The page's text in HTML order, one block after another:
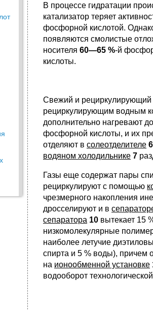
В процессе гидратации
катализатор теряет
фосфорной кислотой.
появляются смолистые
носителя 60—65 %-й
кислоты.
Свежий и рециркулирующий
рециркулирующим водным
дополнительно нагревают до
фосфорной кислоты, и их
отделяют в солеотделителе 6
водяном холодильнике 7
Газы еще содержат пары
рециркулируют с помощью
чрезмерного накопления
дросселируют и в
сепаратора 10 вытекает 15
низкомолекулярные
наиболее летучие
спирта и 5 % воды), причем
на ионообменной установке
водооборот